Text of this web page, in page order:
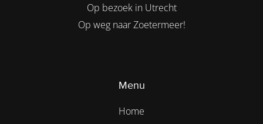
Op bezoek in Utrecht
Op weg naar Zoetermeer!
Menu
Home